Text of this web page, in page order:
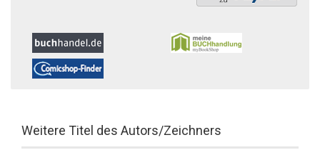
Weitere Titel des Autors/Zeichners